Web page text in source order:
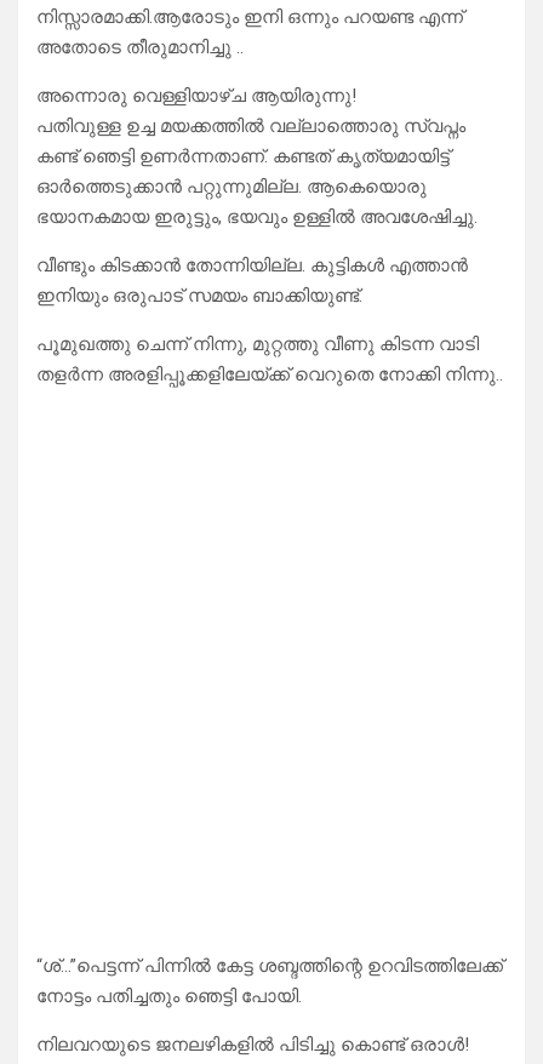
നിസ്സാരമാക്കി.ആരോടും ഇനി ഒന്നും പറയണ്ട എന്ന്
അതോടെ തീരുമാനിച്ചു ..
അന്നൊരു വെള്ളിയാഴ്ച ആയിരുന്നു!
പതിവുള്ള ഉച്ച മയക്കത്തിൽ വല്ലാത്തൊരു സ്വപ്നം
കണ്ട് ഞെട്ടി ഉണർന്നതാണ്. കണ്ടത് കൃത്യമായിട്ട്
ഓർത്തെടുക്കാൻ പറ്റുന്നുമില്ല. ആകെയൊരു
ഭയാനകമായ ഇരുട്ടും, ഭയവും ഉള്ളിൽ അവശേഷിച്ചു.
വീണ്ടും കിടക്കാൻ തോന്നിയില്ല. കുട്ടികൾ എത്താൻ
ഇനിയും ഒരുപാട് സമയം ബാക്കിയുണ്ട്.
പൂമുഖത്തു ചെന്ന് നിന്നു, മുറ്റത്തു വീണു കിടന്ന വാടി
തളർന്ന അരളിപ്പൂക്കളിലേയ്ക്ക് വെറുതെ നോക്കി നിന്നു..
“ശ്…”പെട്ടന്ന് പിന്നിൽ കേട്ട ശബ്ദത്തിന്റെ ഉറവിടത്തിലേക്ക്
നോട്ടം പതിച്ചതും ഞെട്ടി പോയി.
നിലവറയുടെ ജനലഴികളിൽ പിടിച്ചു കൊണ്ട് ഒരാൾ!